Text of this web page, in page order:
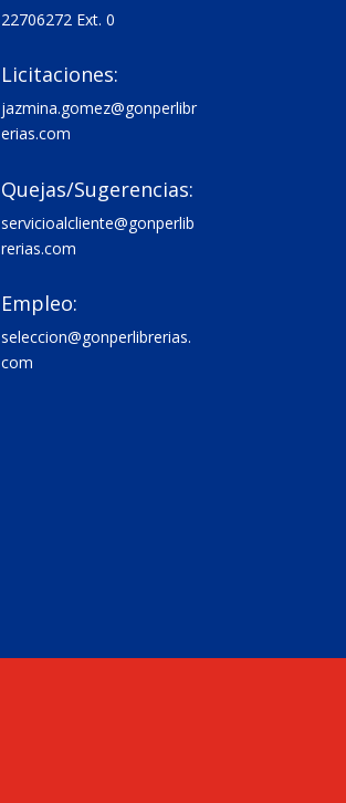
22706272 Ext. 0
Licitaciones:
jazmina.gomez@gonperlibr
erias.com
Quejas/Sugerencias:
servicioalcliente@gonperlib
rerias.com
Empleo:
seleccion@gonperlibrerias.
com